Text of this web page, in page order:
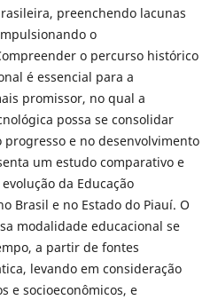
preenchendo lacunas
o
o percurso histórico
é essencial para a
promissor, no qual a
possa se consolidar
e no desenvolvimento
um estudo comparativo e
da Educação
Brasil e no Estado do Piauí. O
modalidade educacional se
a partir de fontes
levando em consideração
e socioeconômicos, e